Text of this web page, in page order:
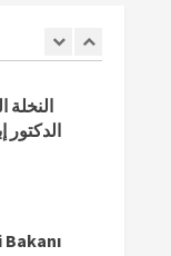
hiçbir ülke